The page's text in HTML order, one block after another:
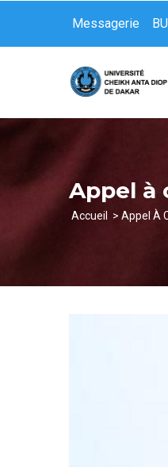
Messagerie
Appel à
Accueil Appel À